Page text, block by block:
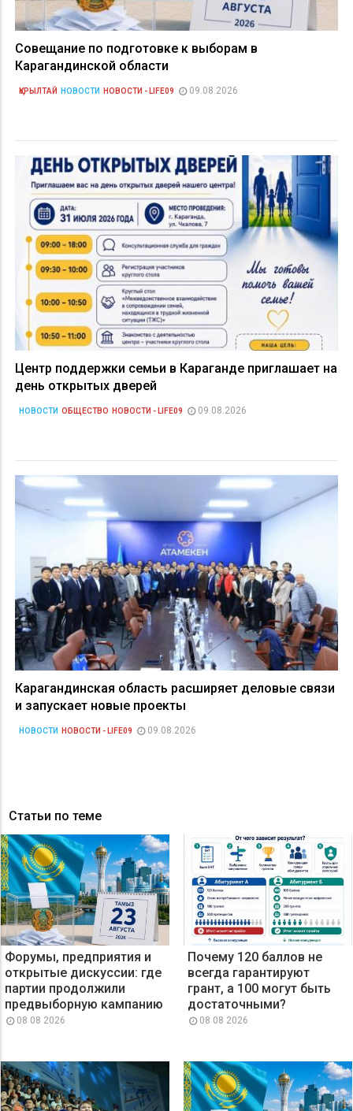
Совещание по подготовке к выборам в
Карагандинской области
ҚҰРЫЛТАЙ НОВОСТИ НОВОСТИ - LIFE09 09.08.2026
Центр поддержки семьи в Караганде приглашает на
день открытых дверей
НОВОСТИ ОБЩЕСТВО НОВОСТИ - LIFE09 09.08.2026
Карагандинская область расширяет деловые связи
и запускает новые проекты
НОВОСТИ НОВОСТИ - LIFE09 09.08.2026
Статьи по теме
Форумы, предприятия и
открытые дискуссии: где
партии продолжили
предвыборную кампанию
08 08 2026
Почему 120 баллов не
всегда гарантируют
грант, а 100 могут быть
достаточными?
08 08 2026